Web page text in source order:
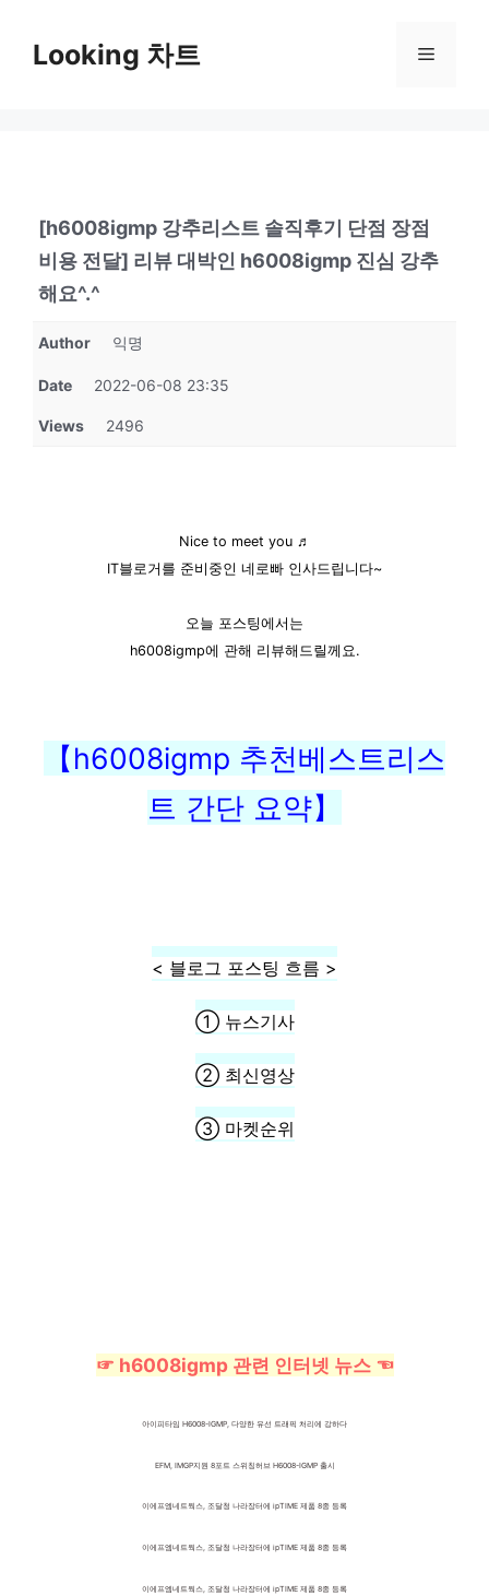
contentLooking 차트 Menu
[h6008igmp 강추리스트 솔직후기 단점 장점
비용 전달] 리뷰 대박인 h6008igmp 진심 강추
해요^.^
Author 익명
Date 2022-06-08 23:35
Views 2496
Nice to meet you ♬
IT블로거를 준비중인 네로빠 인사드립니다~
오늘 포스팅에서는
h6008igmp에 관해 리뷰해드릴께요.
【h6008igmp 추천베스트리스
트 간단 요약】
< 블로그 포스팅 흐름 >
① 뉴스기사
② 최신영상
③ 마켓순위
☞ h6008igmp 관련 인터넷 뉴스 ☜
아이피타임 H6008-IGMP, 다양한 유선 트래픽 처리에 강하다
EFM, IMGP지원 8포트 스위칭허브 H6008-IGMP 출시
이에프엠네트웍스, 조달청 나라장터에 ipTIME 제품 8종 등록
이에프엠네트웍스, 조달청 나라장터에 ipTIME 제품 8종 등록
이에프엠네트웍스, 조달청 나라장터에 ipTIME 제품 8종 등록